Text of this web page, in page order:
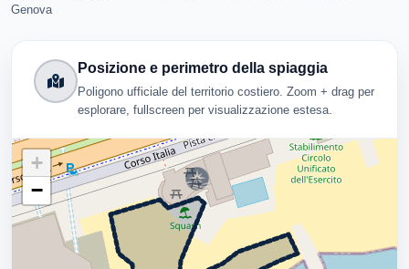
Genova
Posizione e perimetro della spiaggia
Poligono ufficiale del territorio costiero. Zoom + drag per
esplorare, fullscreen per visualizzazione estesa.
+
−